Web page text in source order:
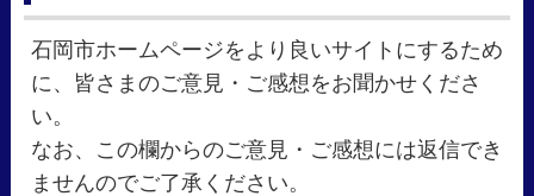
石岡市ホームページをより良いサイトにするため
に、皆さまのご意見・ご感想をお聞かせくださ
い。
なお、この欄からのご意見・ご感想には返信でき
ませんのでご了承ください。